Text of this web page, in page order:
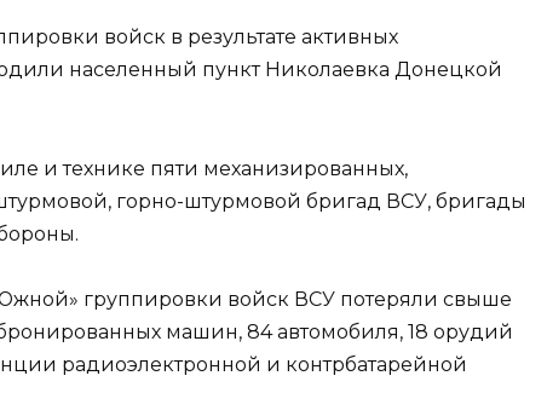
войск в результате активных
населенный пункт Николаевка Донецкой
и технике пяти механизированных,
горно-штурмовой бригад ВСУ, бригады
группировки войск ВСУ потеряли свыше
машин, 84 автомобиля, 18 орудий
радиоэлектронной и контрбатарейной